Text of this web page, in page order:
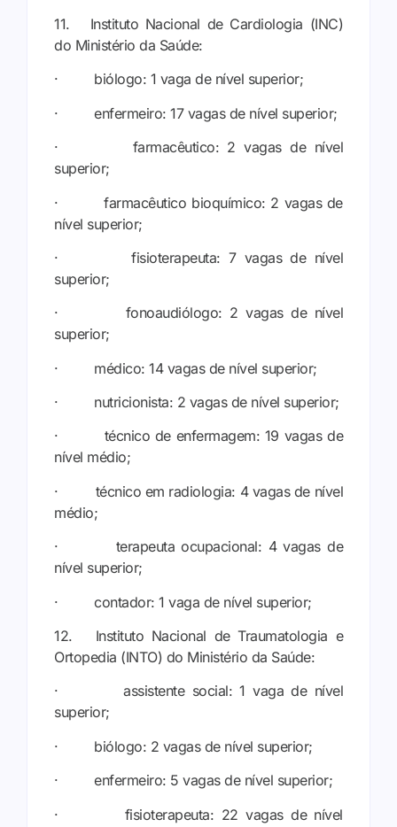
11. Instituto Nacional de Cardiologia (INC)
do Ministério da Saúde:
· biólogo: 1 vaga de nível superior;
· enfermeiro: 17 vagas de nível superior;
· farmacêutico: 2 vagas de nível
superior;
· farmacêutico bioquímico: 2 vagas de
nível superior;
· fisioterapeuta: 7 vagas de nível
superior;
· fonoaudiólogo: 2 vagas de nível
superior;
· médico: 14 vagas de nível superior;
· nutricionista: 2 vagas de nível superior;
· técnico de enfermagem: 19 vagas de
nível médio;
· técnico em radiologia: 4 vagas de nível
médio;
· terapeuta ocupacional: 4 vagas de
nível superior;
· contador: 1 vaga de nível superior;
12. Instituto Nacional de Traumatologia e
Ortopedia (INTO) do Ministério da Saúde:
· assistente social: 1 vaga de nível
superior;
· biólogo: 2 vagas de nível superior;
· enfermeiro: 5 vagas de nível superior;
· fisioterapeuta: 22 vagas de nível